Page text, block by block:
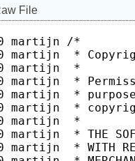
File
martijn
martijn
martijn
martijn
martijn
martijn
martijn
martijn
martijn